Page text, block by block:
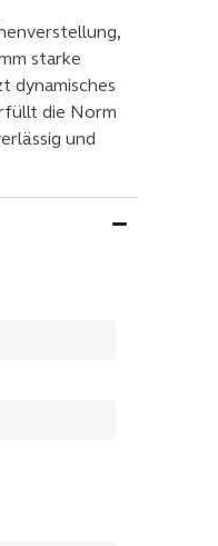
starke
dynamisches
die Norm
und